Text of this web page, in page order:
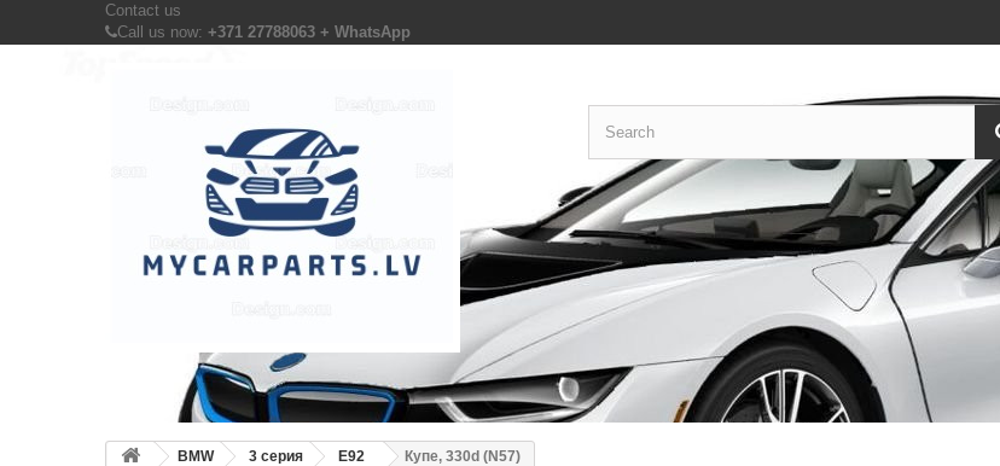
Contact us
Call us now: +371 27788063 + WhatsApp
BMW 3 серия E92 Купе, 330d (N57)